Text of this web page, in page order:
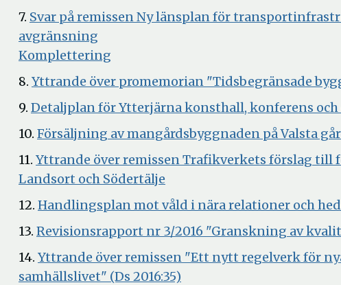
fönster
nytt
7. Svar på remissen Ny länsplan för
avgränsning
i
fönster
Komplettering
nytt
fönster
8. Yttrande över promemorian "Tidsbegränsade
9. Detaljplan för Ytterjärna konsthall, konferens
10. Försäljning av mangårdsbyggnaden på Valsta
11. Yttrande över remissen Trafikverkets förslag
Landsort och Södertälje
fönster
12. Handlingsplan mot våld i nära relationer och
13. Revisionsrapport nr 3/2016 "Granskning av
14. Yttrande över remissen "Ett nytt regelverk för
samhällslivet" (Ds 2016:35)